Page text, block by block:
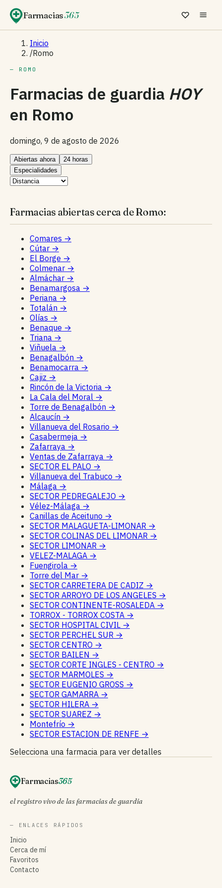
Farmacias365
Inicio
/Romo
— ROMO
Farmacias de guardia HOY
en Romo
domingo, 9 de agosto de 2026
Abiertas ahora
24 horas
Especialidades
Farmacias abiertas cerca de Romo:
Comares →
Cútar →
El Borge →
Colmenar →
Almáchar →
Benamargosa →
Periana →
Totalán →
Olías →
Benaque →
Triana →
Viñuela →
Benagalbón →
Benamocarra →
Cajiz →
Rincón de la Victoria →
La Cala del Moral →
Torre de Benagalbón →
Alcaucín →
Villanueva del Rosario →
Casabermeja →
Zafarraya →
Ventas de Zafarraya →
SECTOR EL PALO →
Villanueva del Trabuco →
Málaga →
SECTOR PEDREGALEJO →
Vélez-Málaga →
Canillas de Aceituno →
SECTOR MALAGUETA-LIMONAR →
SECTOR COLINAS DEL LIMONAR →
SECTOR LIMONAR →
VELEZ-MALAGA →
Fuengirola →
Torre del Mar →
SECTOR CARRETERA DE CADIZ →
SECTOR ARROYO DE LOS ANGELES →
SECTOR CONTINENTE-ROSALEDA →
TORROX - TORROX COSTA →
SECTOR HOSPITAL CIVIL →
SECTOR PERCHEL SUR →
SECTOR CENTRO →
SECTOR BAILEN →
SECTOR CORTE INGLES - CENTRO →
SECTOR MARMOLES →
SECTOR EUGENIO GROSS →
SECTOR GAMARRA →
SECTOR HILERA →
SECTOR SUAREZ →
Montefrío →
SECTOR ESTACION DE RENFE →
Selecciona una farmacia para ver detalles
Farmacias365
el registro vivo de las farmacias de guardia
— ENLACES RÁPIDOS
Inicio
Cerca de mí
Favoritos
Contacto